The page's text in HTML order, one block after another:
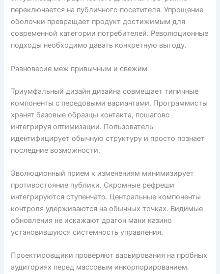
переключается на публичного посетителя. Упрощение
оболочки превращает продукт достижимым для
современной категории потребителей. Революционные
подходы необходимо давать конкретную выгоду.
Равновесие меж привычным и свежим
Триумфальный дизайн дизайна совмещает типичные
компоненты с передовыми вариантами. Программисты
хранят базовые образцы контакта, пошагово
интегрируя оптимизации. Пользователь
идентифицирует обычную структуру и просто познает
последние возможности.
Эволюционный прием к изменениям минимизирует
противостояние публики. Скромные рефреши
интегрируются ступенчато. Центральные компоненты
контроля удерживаются на обычных точках. Видимые
обновления не искажают драгон мани казино
установившуюся системность управления.
Проектировщики проверяют варьирования на пробных
аудиториях перед массовым инкорпорированием.